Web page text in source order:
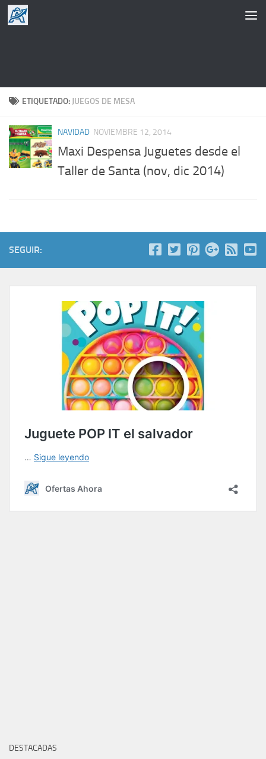
Saltar al contenido
ETIQUETADO: JUEGOS DE MESA
NAVIDAD NOVIEMBRE 12, 2014
Maxi Despensa Juguetes desde el
Taller de Santa (nov, dic 2014)
SEGUIR:
DESTACADAS